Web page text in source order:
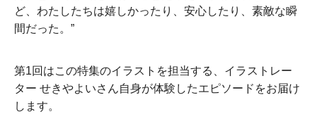
ど、わたしたちは嬉しかったり、安心したり、素敵な瞬
間だった。”
第1回はこの特集のイラストを担当する、イラストレー
ター せきやよいさん自身が体験したエピソードをお届け
します。